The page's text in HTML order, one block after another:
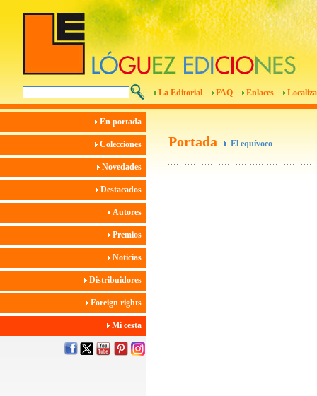
La Editorial FAQ Enlaces
En portada
Colecciones
Novedades
Destacados
Autores
Premios
Noticias
Distribuidores
Foreign rights
Mi cesta
Portada El equívoco